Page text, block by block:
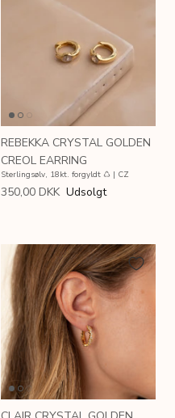
REBEKKA CRYSTAL GOLDEN
CREOL EARRING
Sterlingsølv, 18kt. forgyldt ♺ | CZ
350,00 DKK Udsolgt